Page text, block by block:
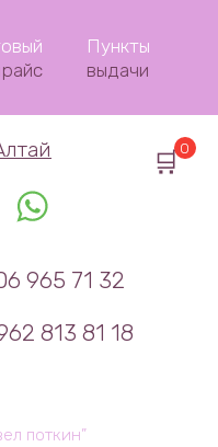
Пункты
выдачи
965 71 32
813 81 18
0
поткин”